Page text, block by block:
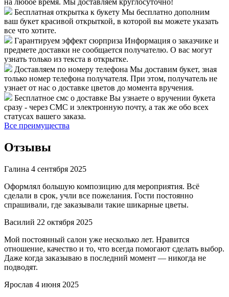
на любое время. Мы доставляем круглосуточно!
Бесплатная открытка к букету Мы бесплатно дополним
ваш букет красивой открыткой, в которой вы можете указать
все что хотите.
Гарантируем эффект сюрприза Информация о заказчике и
предмете доставки не сообщается получателю. О вас могут
узнать только из текста в открытке.
Доставляем по номеру телефона Мы доставим букет, зная
только номер телефона получателя. При этом, получатель не
узнает от нас о доставке цветов до момента вручения.
Бесплатное смс о доставке Вы узнаете о вручении букета
сразу - через СМС и электронную почту, а так же обо всех
статусах вашего заказа.
Все преимущества
Отзывы
Галина 4 сентября 2025
Оформлял большую композицию для мероприятия. Всё
сделали в срок, учли все пожелания. Гости постоянно
спрашивали, где заказывали такие шикарные цветы.
Василий 22 октября 2025
Мой постоянный салон уже несколько лет. Нравится
отношение, качество и то, что всегда помогают сделать выбор.
Даже когда заказываю в последний момент — никогда не
подводят.
Ярослав 4 июня 2025